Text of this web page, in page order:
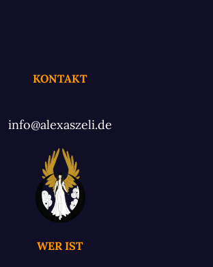
KONTAKT
info@alexaszeli.de
WER IST